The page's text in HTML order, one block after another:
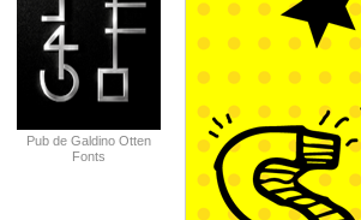
Pub de Galdino Otten
Fonts